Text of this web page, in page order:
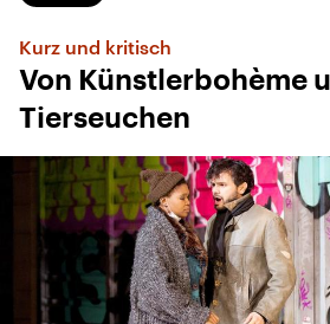
Kurz und kritisch
Von Künstlerbohème
Tierseuchen